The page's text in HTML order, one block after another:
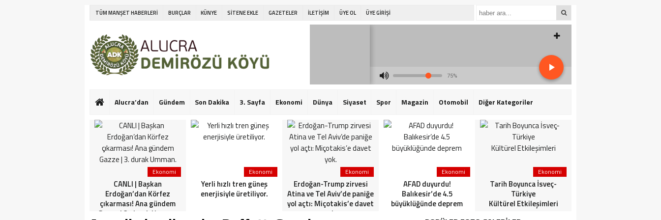
TÜM MANŞET HABERLERİ BURÇLAR KÜNYE SİTENE EKLE GAZETELER İLETİŞİM ÜYE OL ÜYE GİRİŞİ
75%
Alucra’dan Gündem Son Dakika 3. Sayfa Ekonomi Dünya Siyaset Spor Magazin Otomobil Diğer Kategoriler
Ekonomi
CANLI | Başkan
Erdoğan’dan Körfez
çıkarması! Ana gündem
Gazze | 3. durak Umman.
Ekonomi
Yerli hızlı tren güneş
enerjisiyle üretiliyor.
Ekonomi
Erdoğan-Trump zirvesi
Atina ve Tel Aviv’de paniğe
yol açtı: Miçotakis’e davet
yok.
Ekonomi
AFAD duyurdu!
Balıkesir’de 4.5
büyüklüğünde deprem
Ekonomi
Tarih Boyunca İsveç-
Türkiye
Kültürel Etkileşimleri